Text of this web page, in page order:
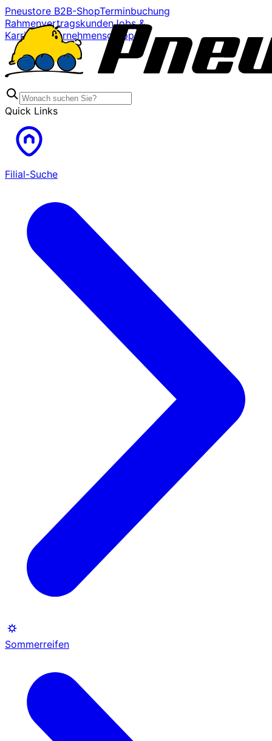
Pneustore B2B-ShopTerminbuchung
RahmenvertragskundenJobs &
Karriere
Unternehmensgruppe
Quick Links
Filial-Suche
Sommerreifen